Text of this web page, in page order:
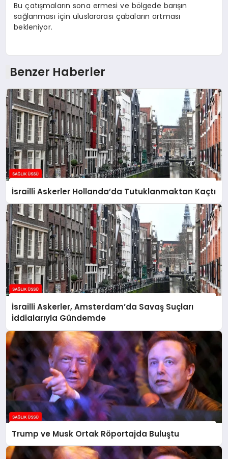
Bu çatışmaların sona ermesi ve bölgede barışın
sağlanması için uluslararası çabaların artması
bekleniyor.
Benzer Haberler
İsrailli Askerler Hollanda’da Tutuklanmaktan Kaçtı
İsrailli Askerler, Amsterdam’da Savaş Suçları
İddialarıyla Gündemde
Trump ve Musk Ortak Röportajda Buluştu